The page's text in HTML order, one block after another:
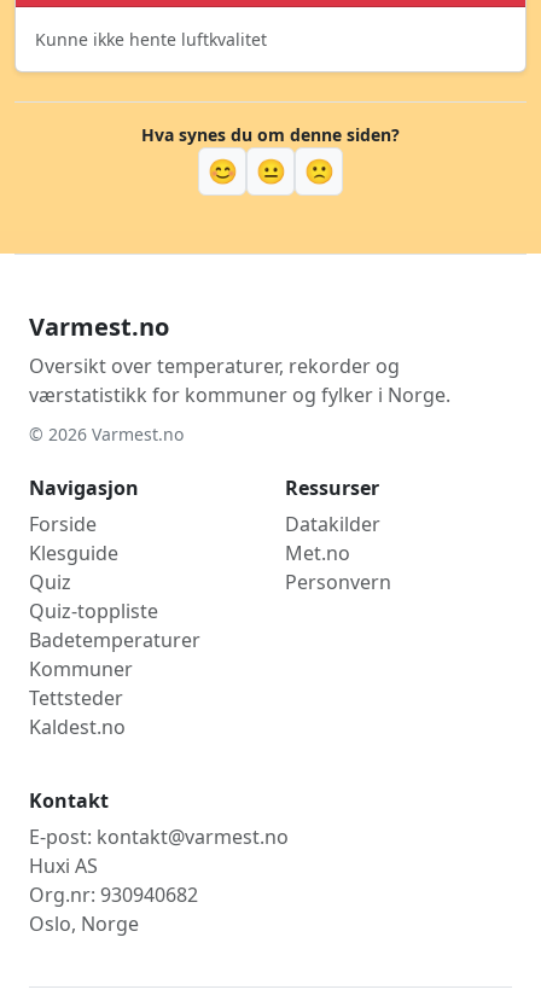
Kunne ikke hente luftkvalitet
Hva synes du om denne siden?
😊 😐 🙁
Varmest.no
Oversikt over temperaturer, rekorder og
værstatistikk for kommuner og fylker i Norge.
© 2026 Varmest.no
Navigasjon
Forside
Klesguide
Quiz
Quiz-toppliste
Badetemperaturer
Kommuner
Tettsteder
Kaldest.no
Ressurser
Datakilder
Met.no
Personvern
Kontakt
E-post: kontakt@varmest.no
Huxi AS
Org.nr: 930940682
Oslo, Norge